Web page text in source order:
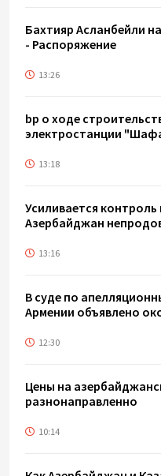
Бахтияр Асланбейли
- Распоряжение
13:26
bp о ходе
электростанции
13:18
Усиливается
Азербайджан
13:16
В суде по
Армении объявлено
12:30
Цены на
разнонаправленно
10:14